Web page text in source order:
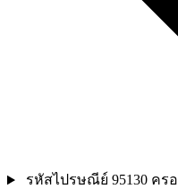
รหัสไปรษณีย์ 95130 คร